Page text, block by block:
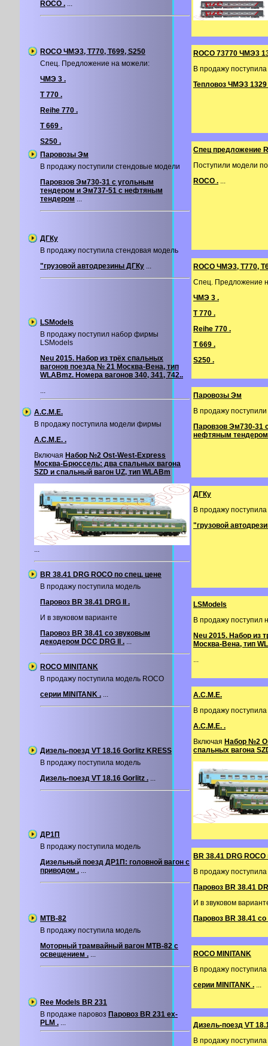
ROCO . ...
ROCO ЧМЭ3, T770, T699, S250
Спец. Предложение на можели:
ЧМЭ 3 .
T 770 .
Reihe 770 .
T 669 .
S250 .
Паровозы Эм
В продажу поступили стендовые модели
Паровзов Эм730-31 с угольным
тендером и Эм737-51 с нефтяным
тендером ...
ДГКу
В продажу поступила стендовая модель
"грузовой автодрезины ДГКу ...
LSModels
В продажу поступил набор фирмы
LSModels
Neu 2015. Набор из трёх спальных
вагонов поезда № 21 Москва-Вена, тип
WLABmz. Номера вагонов 340, 341, 742..
...
A.C.M.E.
В продажу поступила модели фирмы
A.C.M.E. .
Включая Набор №2 Ost-West-Express
Москва-Брюссель: два спальных вагона
SZD и спальный вагон UZ, тип WLABm
...
BR 38.41 DRG ROCO по спец. цене
В продажу поступила модель
Паровоз BR 38.41 DRG II .
И в звуковом варианте
Паровоз BR 38.41 со звуковым
декодером DCC DRG II . ...
ROCO MINITANK
В продажу поступила модель ROCO
серии MINITANK . ...
Дизель-поезд VT 18.16 Gorlitz KRESS
В продажу поступила модель
Дизель-поезд VT 18.16 Gorlitz . ...
ДР1П
В продажу поступила модель
Дизельный поезд ДР1П: головной вагон с
приводом . ...
МТВ-82
В продажу поступила модель
Моторный трамвайный вагон МТВ-82 с
освещением . ...
Ree Models BR 231
В продаже паровоз Паровоз BR 231 ex-
PLM . ...
ROCO 73770 ЧМЭ3
В продажу
Тепловоз ЧМЭ3
Спец предложение
Поступили модели
ROCO . ...
ROCO ЧМЭ3, T770,
Спец. Предложение
ЧМЭ 3 .
T 770 .
Reihe 770 .
T 669 .
S250 .
Паровозы Эм
В продажу
Паровзов Эм730-31
нефтяным тендером
ДГКу
В продажу
"грузовой
LSModels
В продажу
Neu 2015. Набор из
Москва-Вена, тип
...
A.C.M.E.
В продажу
A.C.M.E. .
Включая Набор №2
спальных вагона
BR 38.41 DRG
В продажу
Паровоз BR 38.41
И в звуковом
Паровоз BR 38.41
ROCO MINITANK
В продажу
серии MINITANK . ...
Дизель-поезд VT
В продажу